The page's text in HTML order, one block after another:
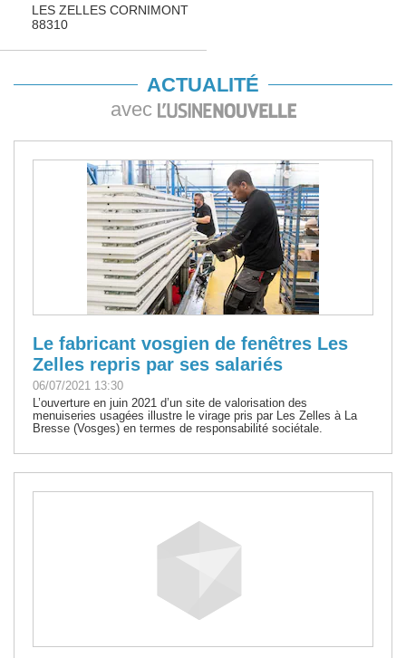
LES ZELLES CORNIMONT
88310
ACTUALITÉ
avec
Le fabricant vosgien de fenêtres Les
Zelles repris par ses salariés
06/07/2021 13:30
L’ouverture en juin 2021 d’un site de valorisation des
menuiseries usagées illustre le virage pris par Les Zelles à La
Bresse (Vosges) en termes de responsabilité sociétale.